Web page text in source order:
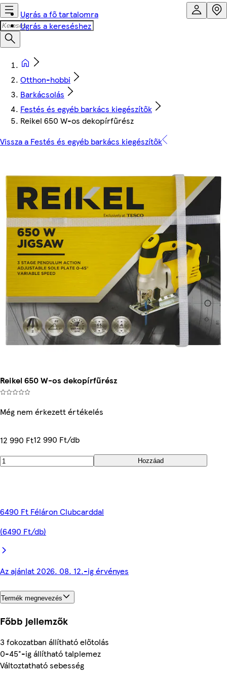
Ugrás a fő tartalomra
Ugrás a kereséshez
Otthon-hobbi
Barkácsolás
Festés és egyéb barkács kiegészítők
Reikel 650 W-os dekopírfűrész
Vissza a Festés és egyéb barkács kiegészítők
Reikel 650 W-os dekopírfűrész
Még nem érkezett értékelés
12 990 Ft12 990 Ft/db
Hozzáad
6490 Ft Féláron Clubcarddal
(6490 Ft/db)
Az ajánlat 2026. 08. 12.-ig érvényes
Termék megnevezés
Főbb jellemzők
3 fokozatban állítható előtolás
0-45°-ig állítható talplemez
Változtatható sebesség